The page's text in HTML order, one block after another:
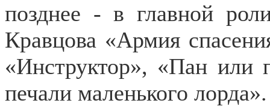
позднее - в главной
Кравцова «Армия
«Инструктор», «Пан или
печали маленького лорда».